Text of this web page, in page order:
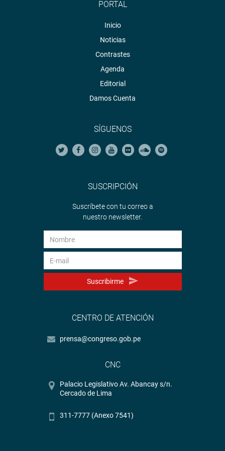
PORTAL
Inicio
Noticias
Contrastes
Agenda
Editorial
Damos Cuenta
SÍGUENOS
SUSCRIPCIÓN
Suscríbete con tu correo a
nuestro newsletter.
Suscribirme
CENTRO DE ATENCIÓN
prensa@congreso.gob.pe
CNC
Palacio Legislativo Av. Abancay s/n.
Cercado de Lima
311-7777 (Anexo 7541)